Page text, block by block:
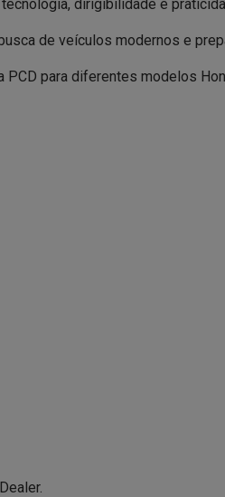
dirigibilidade e
de veículos modernos e
para diferentes modelos